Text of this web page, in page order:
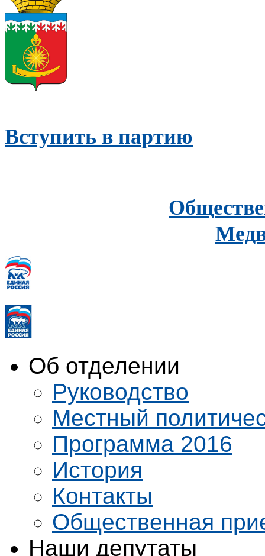
Вступить в партию
Об отделении
Руководство
Местный
Программа 2016
История
Контакты
Общественная
Наши депутаты